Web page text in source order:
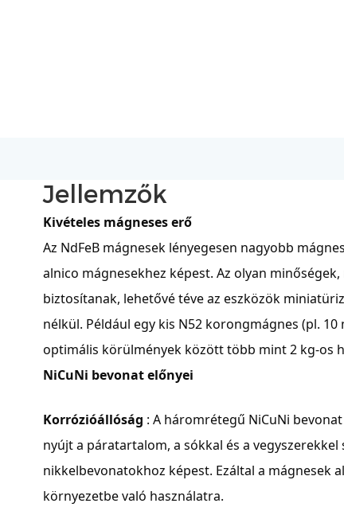
Jellemzők
Kivételes mágneses erő
Az NdFeB mágnesek lényegesen nagyobb
alnico mágnesekhez képest. Az olyan
biztosítanak, lehetővé téve az eszközök
nélkül. Például egy kis N52 korongmágnes (pl.
optimális körülmények között több mint 2 kg-os
NiCuNi bevonat előnyei
Korrózióállóság : A háromrétegű NiCuNi
nyújt a páratartalom, a sókkal és a
nikkelbevonatokhoz képest. Ezáltal a mágnesek
környezetbe való használatra.